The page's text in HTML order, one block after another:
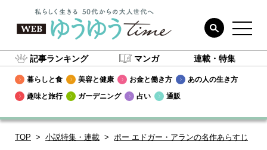
記事ランキング マンガ 連載・特集
暮らしと食 美容と健康 お金と働き方
あの人の生き方
趣味と旅行
ガーデニング 占い 通販
TOP 小説特集・連載 ポー エドガー・アランの名作あらすじ